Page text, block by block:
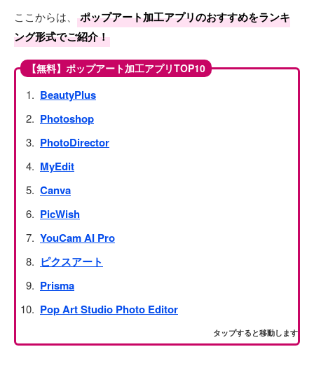
ここからは、
ポップアート加工アプリのおすすめをランキ
ング形式でご紹介！
【無料】ポップアート加工アプリTOP10
BeautyPlus
Photoshop
PhotoDirector
MyEdit
Canva
PicWish
YouCam AI Pro
ピクスアート
Prisma
Pop Art Studio Photo Editor
タップすると移動します